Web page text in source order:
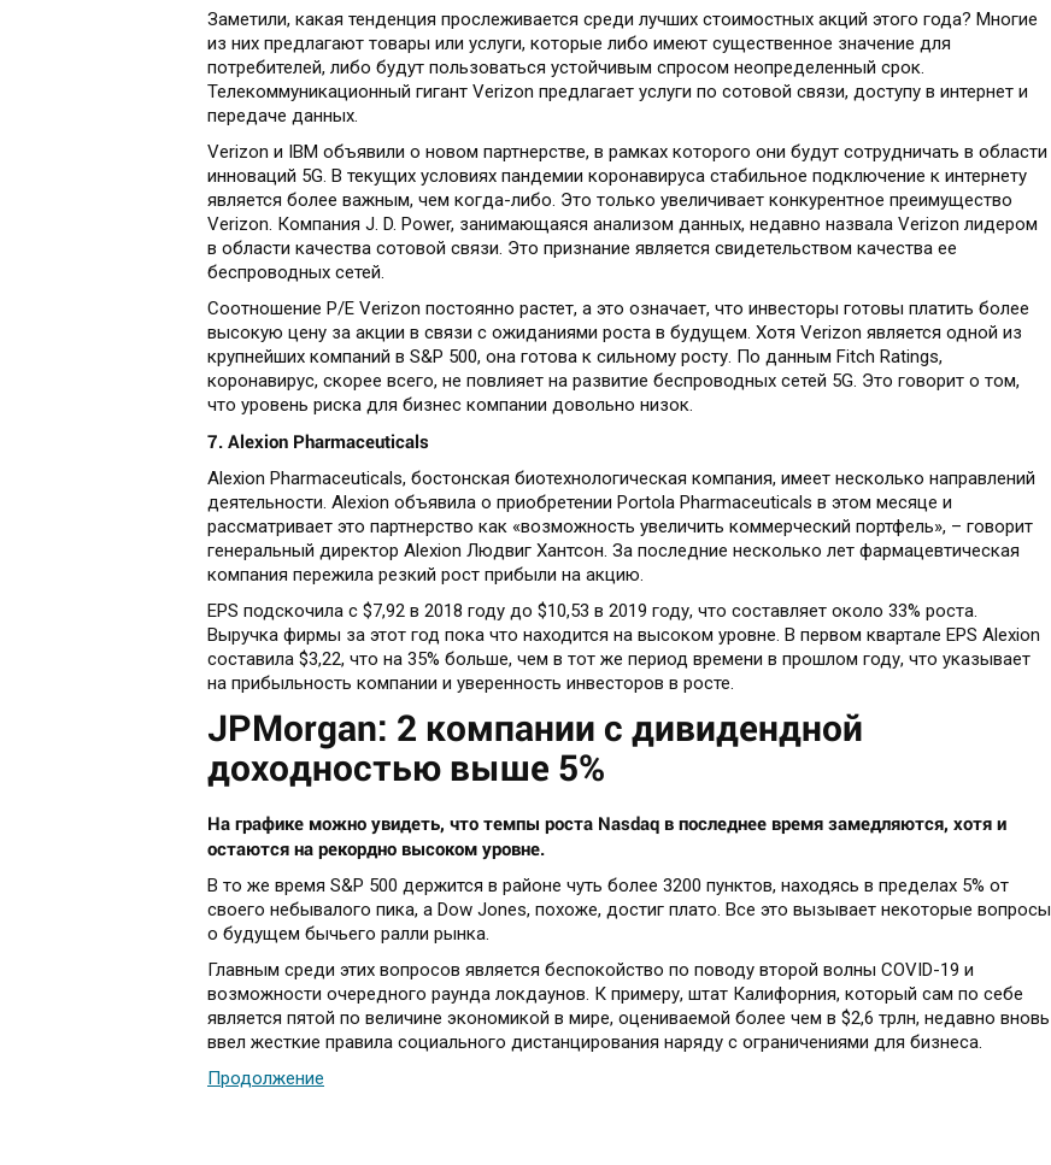
Заметили, какая тенденция прослеживается среди лучших стоимостных акций этого года? Многие
из них предлагают товары или услуги, которые либо имеют существенное значение для
потребителей, либо будут пользоваться устойчивым спросом неопределенный срок.
Телекоммуникационный гигант Verizon предлагает услуги по сотовой связи, доступу в интернет и
передаче данных.
Verizon и IBM объявили о новом партнерстве, в рамках которого они будут сотрудничать в области
инноваций 5G. В текущих условиях пандемии коронавируса стабильное подключение к интернету
является более важным, чем когда-либо. Это только увеличивает конкурентное преимущество
Verizon. Компания J. D. Power, занимающаяся анализом данных, недавно назвала Verizon лидером
в области качества сотовой связи. Это признание является свидетельством качества ее
беспроводных сетей.
Соотношение P/E Verizon постоянно растет, а это означает, что инвесторы готовы платить более
высокую цену за акции в связи с ожиданиями роста в будущем. Хотя Verizon является одной из
крупнейших компаний в S&P 500, она готова к сильному росту. По данным Fitch Ratings,
коронавирус, скорее всего, не повлияет на развитие беспроводных сетей 5G. Это говорит о том,
что уровень риска для бизнес компании довольно низок.
7. Alexion Pharmaceuticals
Alexion Pharmaceuticals, бостонская биотехнологическая компания, имеет несколько направлений
деятельности. Alexion объявила о приобретении Portola Pharmaceuticals в этом месяце и
рассматривает это партнерство как «возможность увеличить коммерческий портфель», – говорит
генеральный директор Alexion Людвиг Хантсон. За последние несколько лет фармацевтическая
компания пережила резкий рост прибыли на акцию.
EPS подскочила с $7,92 в 2018 году до $10,53 в 2019 году, что составляет около 33% роста.
Выручка фирмы за этот год пока что находится на высоком уровне. В первом квартале EPS Alexion
составила $3,22, что на 35% больше, чем в тот же период времени в прошлом году, что указывает
на прибыльность компании и уверенность инвесторов в росте.
JPMorgan: 2 компании с дивидендной
доходностью выше 5%
На графике можно увидеть, что темпы роста Nasdaq в последнее время замедляются, хотя и
остаются на рекордно высоком уровне.
В то же время S&P 500 держится в районе чуть более 3200 пунктов, находясь в пределах 5% от
своего небывалого пика, а Dow Jones, похоже, достиг плато. Все это вызывает некоторые вопросы
о будущем бычьего ралли рынка.
Главным среди этих вопросов является беспокойство по поводу второй волны COVID-19 и
возможности очередного раунда локдаунов. К примеру, штат Калифорния, который сам по себе
является пятой по величине экономикой в мире, оцениваемой более чем в $2,6 трлн, недавно вновь
ввел жесткие правила социального дистанцирования наряду с ограничениями для бизнеса.
Продолжение